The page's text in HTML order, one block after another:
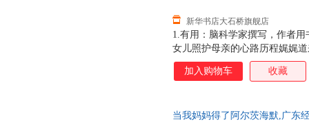
1.有用：脑科学家撰写，作者
女儿照护母亲的心路历程娓娓
威推荐：针对阿尔茨海默，很
科学道理和照护过程中的“适
新华书店大石桥旗舰店
加入购物车 收藏
当我妈妈得了阿尔茨海默,广东